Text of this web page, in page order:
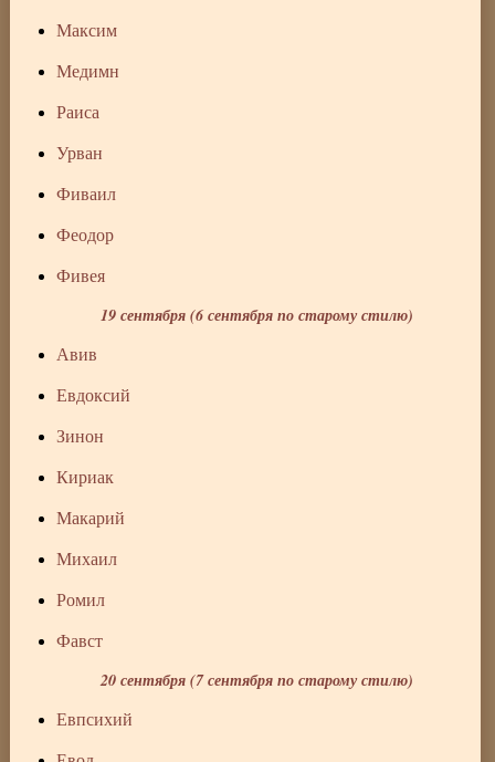
Максим
Медимн
Раиса
Урван
Фиваил
Феодор
Фивея
19 сентября (6 сентября по старому стилю)
Авив
Евдоксий
Зинон
Кириак
Макарий
Михаил
Ромил
Фавст
20 сентября (7 сентября по старому стилю)
Евпсихий